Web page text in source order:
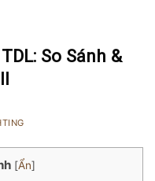
So Sánh &
[Ẩn]